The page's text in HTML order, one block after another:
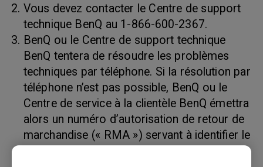
Vous devez contacter le Centre de support
technique BenQ au 1-866-600-2367.
BenQ ou le Centre de support technique
BenQ tentera de résoudre les problèmes
techniques par téléphone. Si la résolution par
téléphone n’est pas possible, BenQ ou le
Centre de service à la clientèle BenQ émettra
alors un numéro d’autorisation de retour de
marchandise (« RMA ») servant à identifier le